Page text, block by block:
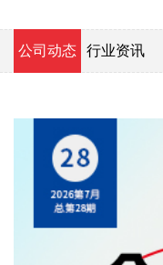
公司动态 行业资讯